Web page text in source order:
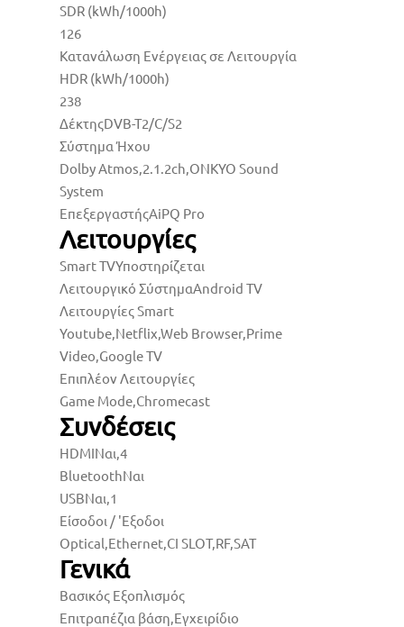
SDR (kWh/1000h)
126
Κατανάλωση Ενέργειας σε Λειτουργία
HDR (kWh/1000h)
238
ΔέκτηςDVB-T2/C/S2
Σύστημα Ήχου
Dolby Atmos,2.1.2ch,ONKYO Sound
System
ΕπεξεργαστήςAiPQ Pro
Λειτουργίες
Smart TVΥποστηρίζεται
Λειτουργικό ΣύστημαAndroid TV
Λειτουργίες Smart
Youtube,Netflix,Web Browser,Prime
Video,Google TV
Επιπλέον Λειτουργίες
Game Mode,Chromecast
Συνδέσεις
HDMIΝαι,4
BluetoothΝαι
USBΝαι,1
Είσοδοι / 'Εξοδοι
Optical,Ethernet,CI SLOT,RF,SAT
Γενικά
Βασικός Εξοπλισμός
Επιτραπέζια βάση,Εγχειρίδιο